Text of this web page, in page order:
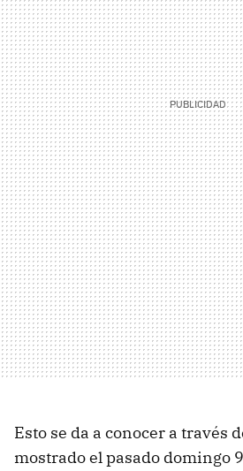
Esto se da a conocer a través
mostrado el pasado domingo